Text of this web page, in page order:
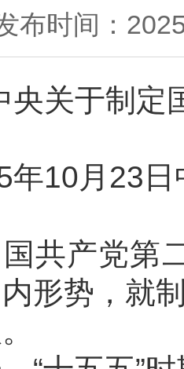
布时间：
央关于制定
年10月23
产党第二
形势，就